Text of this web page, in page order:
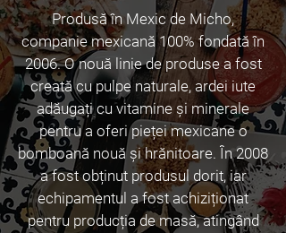
Produsă în Mexic de Micho,
companie mexicană 100% fondată în
2006. O nouă linie de produse a fost
creată cu pulpe naturale, ardei iute
adăugați cu vitamine și minerale
pentru a oferi pieței mexicane o
bomboană nouă și hrănitoare. În 2008
a fost obținut produsul dorit, iar
echipamentul a fost achiziționat
pentru producția de masă, atingând